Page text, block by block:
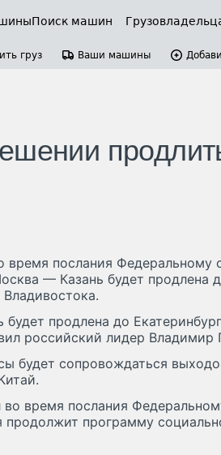
Поиск машин
груз Ваши машины
послания Федеральному
— Казань будет продлена
продлена до
российский лидер Владимир
будет сопровождаться
во время послания
программу